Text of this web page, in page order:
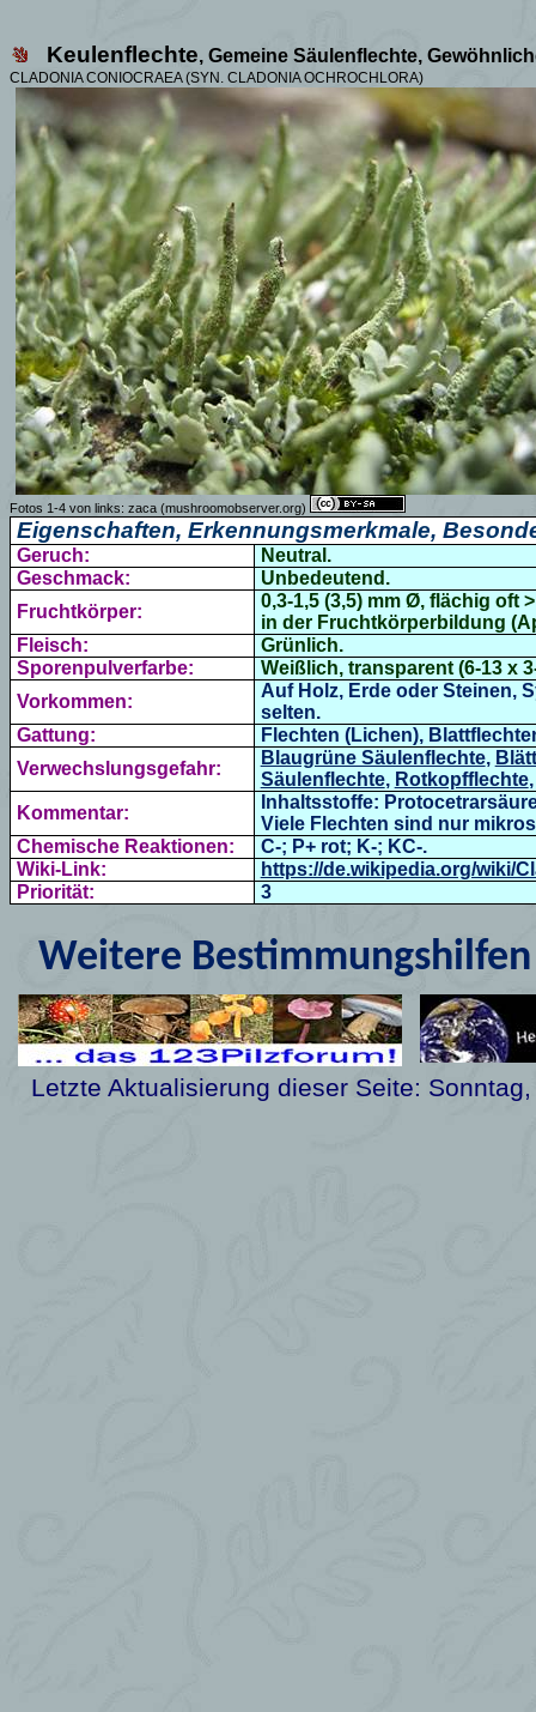
Keulenflechte, Gemeine Säulenflechte,
CLADONIA CONIOCRAEA (SYN. CLADONIA OCHROCHLORA)
Fotos 1-4 von links: zaca (mushroomobserver.org)
Eigenschaften, Erkennungsmerkmale,
Geruch:
Neutral.
Geschmack:
Unbedeutend.
Fruchtkörper:
0,3-1,5 (3,5) mm Ø, flächig oft
in der Fruchtkörperbildung
Fleisch:
Grünlich.
Sporenpulverfarbe:
Weißlich, transparent (6-13 x
Vorkommen:
Auf Holz, Erde oder Steinen,
selten.
Gattung:
Flechten (Lichen),
Verwechslungsgefahr:
Blaugrüne Säulenflechte,
Säulenflechte, Rotkopfflechte
Kommentar:
Inhaltsstoffe:
Viele Flechten sind nur
Chemische Reaktionen:
C-; P+ rot; K-; KC-.
Wiki-Link:
https://de.wikipedia.org/wiki/
Priorität:
3
Weitere
Letzte Aktualisierung dieser Seite: